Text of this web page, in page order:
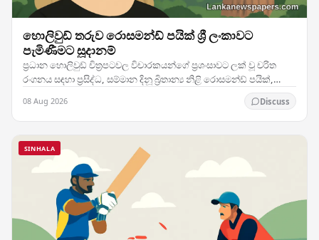
හොලිවුඩ් තරුව රොසමන්ඩ් පයික් ශ්‍රී ලංකාවට
පැමිණීමට සූදානම්
ප්‍රධාන හොලිවුඩ් චිත්‍රපටවල විචාරකයන්ගේ ප්‍රශංසාවට ලක් වූ චරිත
රංගනය සඳහා ප්‍රසිද්ධ, සම්මාන දිනූ බ්‍රිතාන්‍ය නිළි රොසමන්ඩ් පයික්,
08 Aug 2026 Discuss
SINHALA